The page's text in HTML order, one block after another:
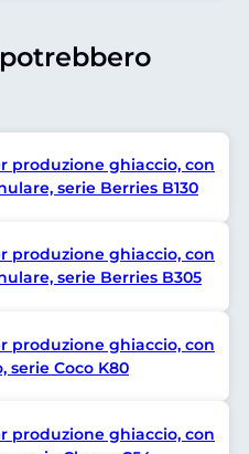
produzione ghiaccio, con
serie Berries B130
produzione ghiaccio, con
serie Berries B305
produzione ghiaccio, con
serie Coco K80
produzione ghiaccio, con